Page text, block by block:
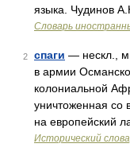
языка. Чудинов
Словарь
2 спаги — нескл.,
в армии
колониальной
уничтоженная со
на европейский
Исторический